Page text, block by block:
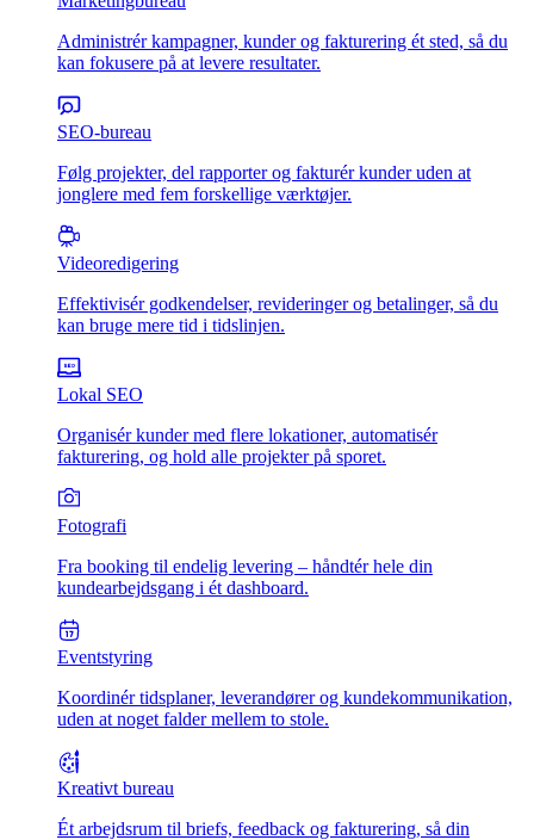
Administrér kampagner, kunder og fakturering ét sted, så du
kan fokusere på at levere resultater.
SEO-bureau
Følg projekter, del rapporter og fakturér kunder uden at
jonglere med fem forskellige værktøjer.
Videoredigering
Effektivisér godkendelser, revideringer og betalinger, så du
kan bruge mere tid i tidslinjen.
Lokal SEO
Organisér kunder med flere lokationer, automatisér
fakturering, og hold alle projekter på sporet.
Fotografi
Fra booking til endelig levering – håndtér hele din
kundearbejdsgang i ét dashboard.
Eventstyring
Koordinér tidsplaner, leverandører og kundekommunikation,
uden at noget falder mellem to stole.
Kreativt bureau
Ét arbejdsrum til briefs, feedback og fakturering, så din